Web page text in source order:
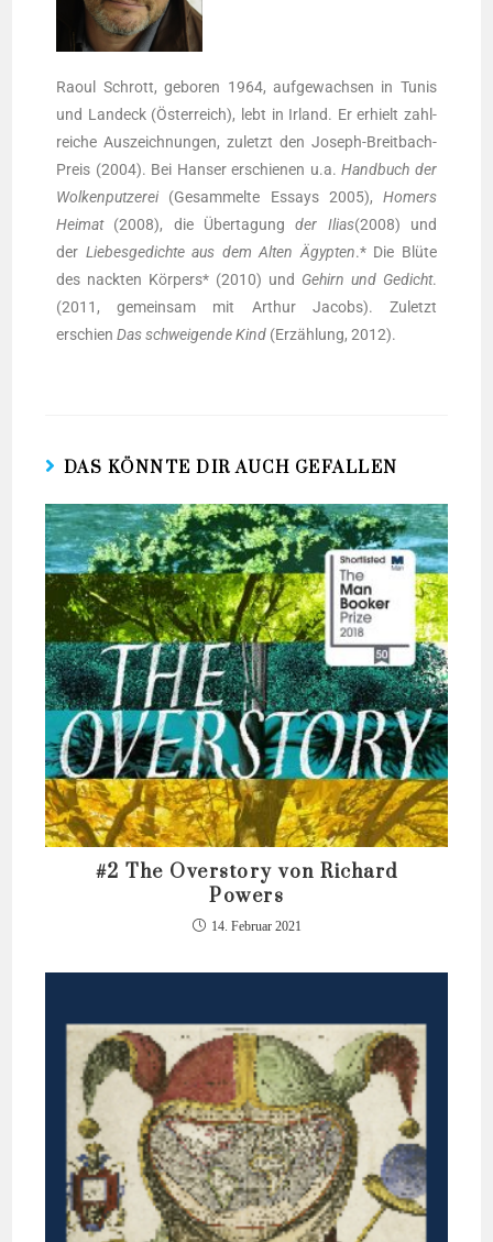
Raoul Schrott, gebo­ren 1964, auf­ge­wach­sen in Tunis
und Lan­deck (Öster­reich), lebt in Irland. Er erhielt zahl­
rei­che Aus­zeich­nun­gen, zuletzt den Joseph-Breit­bach-
Preis (2004). Bei Han­ser erschie­nen u.a. Hand­buch der
Wol­ken­put­ze­rei
(Gesam­mel­te Essays 2005),
Homers
Hei­mat
(2008), die Über­ta­gung der Ili­as(2008) und
der Lie­bes­ge­dich­te aus dem Alten Ägyp­ten.* Die Blü­te
des nack­ten Kör­pers* (2010) und Gehirn und Gedicht.
(2011, gemein­sam mit Arthur Jacobs). Zuletzt
erschien Das schwei­gen­de Kind (Erzäh­lung, 2012).
DAS KÖNNTE DIR AUCH GEFALLEN
#2 The Overstory von Richard
Powers
14. Februar 2021